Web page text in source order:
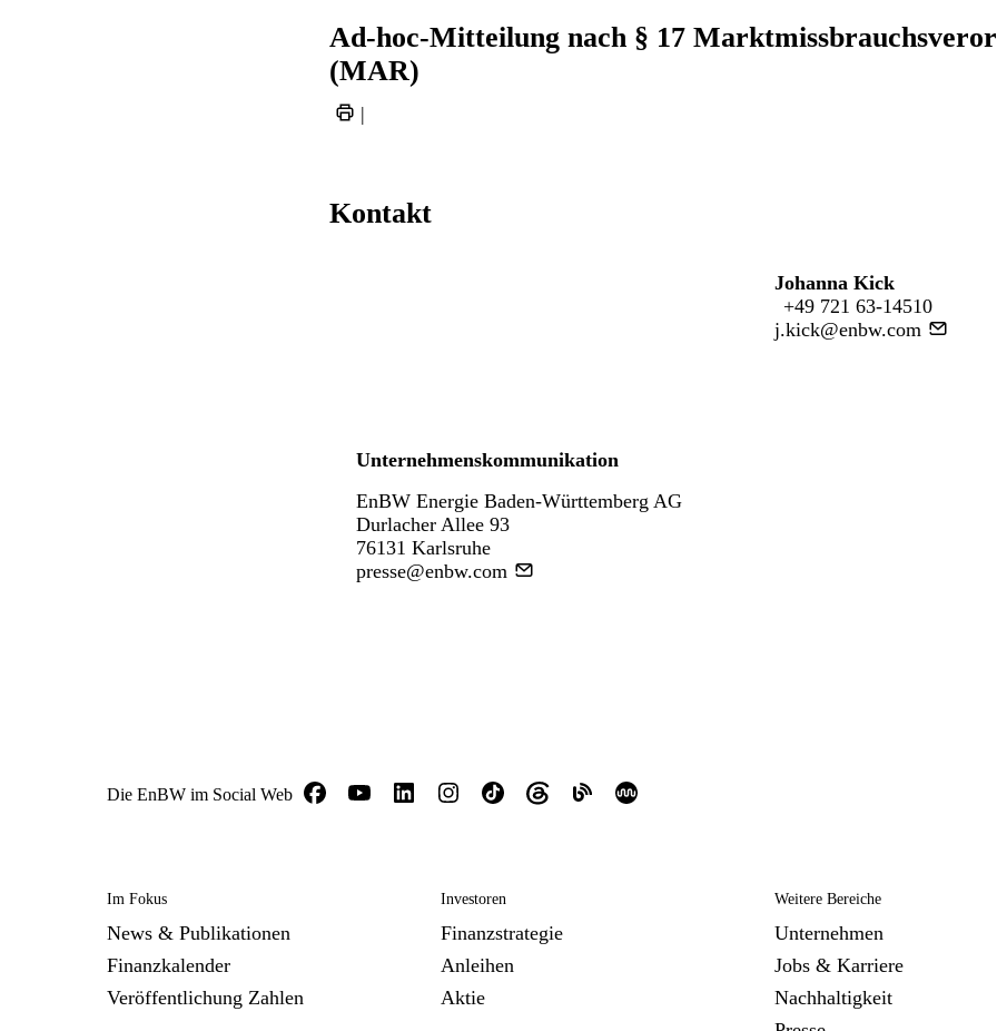
Ad-hoc-Mitteilung nach § 17
(MAR)
|
Kontakt
Johanna Kick
+49 721 63-14510
j.kick@enbw.com
Unternehmenskommunikation
EnBW Energie Baden-Württemberg AG
Durlacher Allee 93
76131 Karlsruhe
presse@enbw.com
Die EnBW im Social Web
Im Fokus
News & Publikationen
Finanzkalender
Veröffentlichung Zahlen
Investoren
Finanzstrategie
Anleihen
Aktie
Weitere Bereiche
Unternehmen
Jobs & Karriere
Nachhaltigkeit